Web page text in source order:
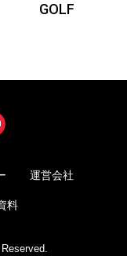
GOLF
運営会社
料